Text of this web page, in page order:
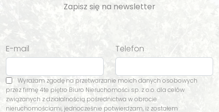
Zapisz się na newsletter
E-mail Telefon
Wyrażam zgodę na przetwarzanie moich danych osobowych
przez firmę 4te piętro Biuro Nieruchomości sp. z o.o. dla celów
związanych z działalnością pośrednictwa w obrocie
nieruchomościami, jednocześnie potwierdzam, iż zostałem